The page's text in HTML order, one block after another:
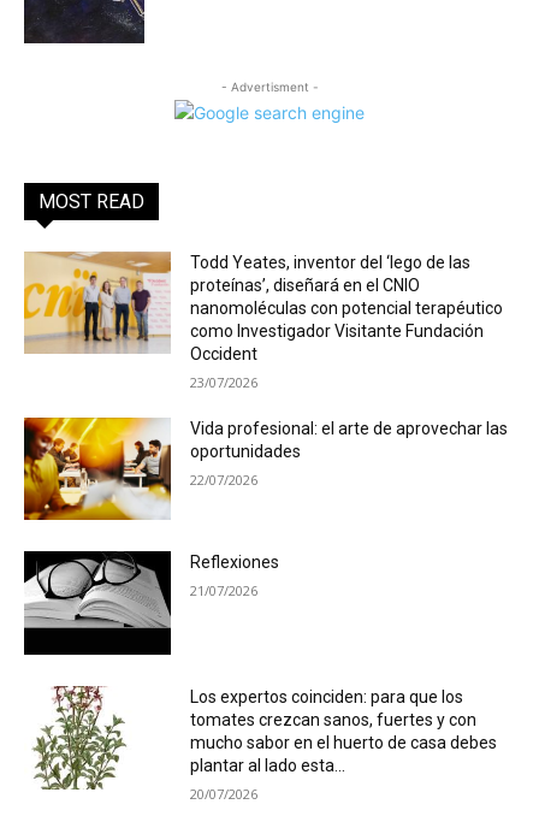
- Advertisment -
MOST READ
Todd Yeates, inventor del ‘lego de las
proteínas’, diseñará en el CNIO
nanomoléculas con potencial terapéutico
como Investigador Visitante Fundación
Occident
23/07/2026
Vida profesional: el arte de aprovechar las
oportunidades
22/07/2026
Reflexiones
21/07/2026
Los expertos coinciden: para que los
tomates crezcan sanos, fuertes y con
mucho sabor en el huerto de casa debes
plantar al lado esta...
20/07/2026